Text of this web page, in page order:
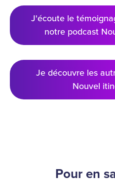
J'écoute le
notre podcast
Je découvre les
Nouvel
Pour en